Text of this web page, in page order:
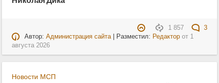
1 857
3
Автор: Администрация сайта| Разместил: Редакторот 1
августа 2026
Новости МСП